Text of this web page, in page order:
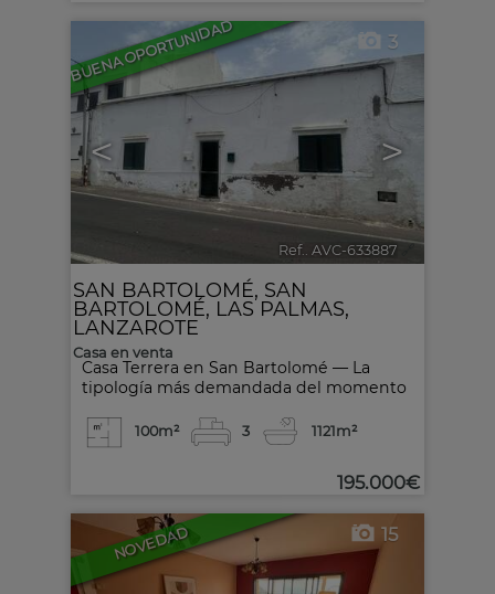
BUENA OPORTUNIDAD
< >
3
Ref.. AVC-633887
Casa Terrera en San Bartolomé — La
tipología más demandada del momento
SAN BARTOLOMÉ, SAN
BARTOLOMÉ, LAS PALMAS,
LANZAROTE
Casa en venta
100m² 3 1121m²
195.000€
NOVEDAD 15